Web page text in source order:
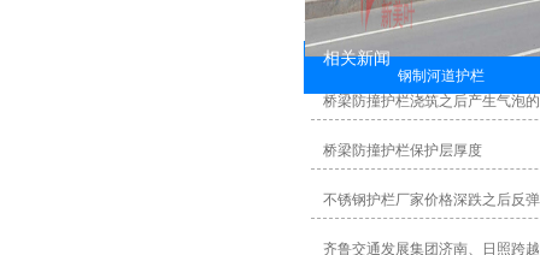
钢制河道护栏
相关新闻
桥梁防撞护栏浇筑之后产生气泡
桥梁防撞护栏保护层厚度
不锈钢护栏厂家价格深跌之后反
齐鲁交通发展集团济南、日照跨